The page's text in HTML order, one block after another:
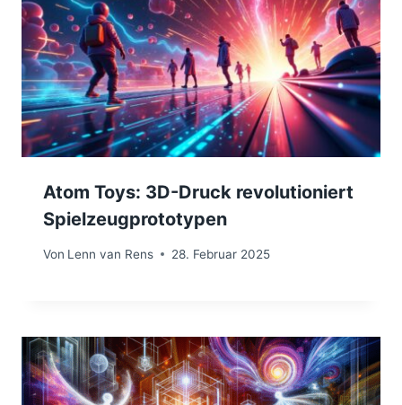
Atom Toys: 3D-Druck revolutioniert
Spielzeugprototypen
Von Lenn van Rens 28. Februar 2025